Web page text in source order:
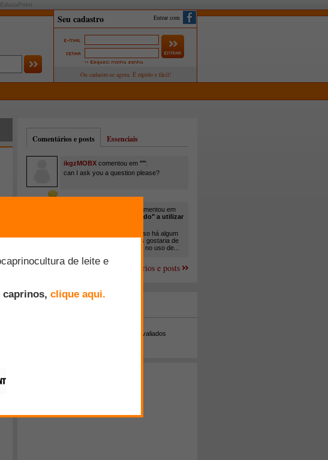
EducaPoint
Entrar com
Comentários e posts Essenciais
ikgzMOBX comentou em "":
can I ask you a question please?
comentou em
"Você está sendo "obrigado" a utilizar
Em minha propriedade, já uso há algum
tempo cana com ureia, mas gostaria de
um melhor aprofundamento no uso de...
Mais comentários e posts
Melhor avaliados